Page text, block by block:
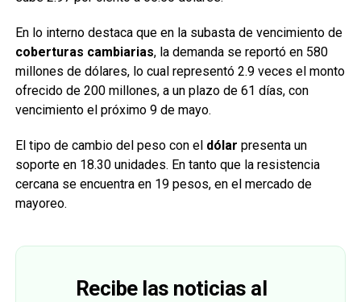
En lo interno destaca que en la subasta de vencimiento de
coberturas cambiarias, la demanda se reportó en 580
millones de dólares, lo cual representó 2.9 veces el monto
ofrecido de 200 millones, a un plazo de 61 días, con
vencimiento el próximo 9 de mayo.
El tipo de cambio del peso con el dólar presenta un
soporte en 18.30 unidades. En tanto que la resistencia
cercana se encuentra en 19 pesos, en el mercado de
mayoreo.
Recibe las noticias al